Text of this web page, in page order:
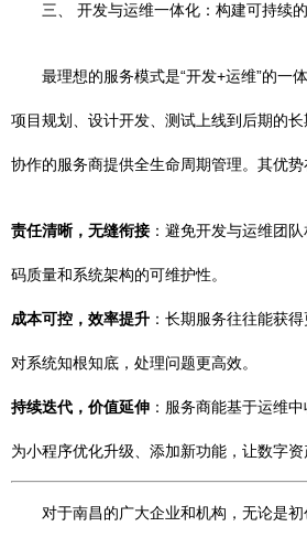
三、 开发与运维一体化：构建可持续
最理想的服务模式是“开发+运维”的一
项目规划、设计开发、测试上线到后期的
协作的服务商提供全生命周期管理。其优势
责任清晰，无缝衔接 ：避免开发与运维团
码质量和系统架构的可维护性。
成本可控，效率提升 ：长期服务往往能获
对系统知根知底，处理问题更高效。
持续迭代，价值延伸 ：服务商能基于运维
为小程序优化升级、添加新功能，让数字资
对于南昌的广大企业和机构，无论是